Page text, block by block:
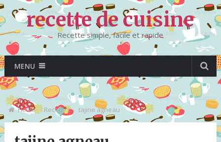
recette de cuisine
Recette simple, facile et rapide
MENU
Home Recettes tajine agneau